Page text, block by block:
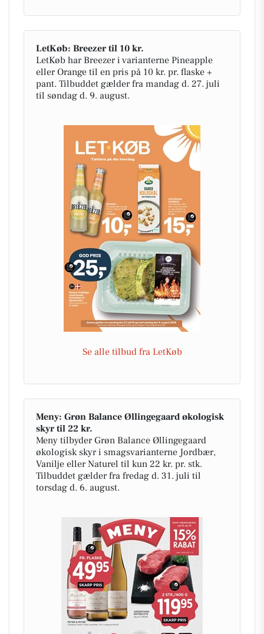
LetKøb: Breezer til 10 kr.
LetKøb har Breezer i varianterne Pineapple
eller Orange til en pris på 10 kr. pr. flaske +
pant. Tilbuddet gælder fra mandag d. 27. juli
til søndag d. 9. august.
Se alle tilbud fra LetKøb
Meny: Grøn Balance Øllingegaard økologisk
skyr til 22 kr.
Meny tilbyder Grøn Balance Øllingegaard
økologisk skyr i smagsvarianterne Jordbær,
Vanilje eller Naturel til kun 22 kr. pr. stk.
Tilbuddet gælder fra fredag d. 31. juli til
torsdag d. 6. august.